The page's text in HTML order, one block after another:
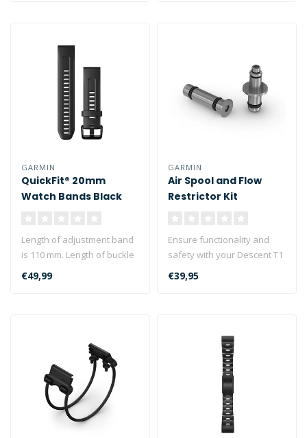
GARMIN
QuickFit® 20mm
Watch Bands Black
Length of adjustment band
is 110 mm. Length of buckle
band is 84 mm. Include you..
€49,99
GARMIN
Air Spool and Flow
Restrictor Kit
Ensure functionality and
safety with your Descent T1
or T2 transmitter by always..
€39,95